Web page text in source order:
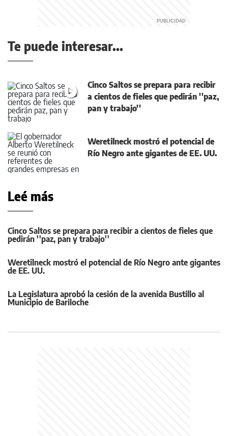
Te puede interesar...
Cinco Saltos se prepara para recibir
a cientos de fieles que pedirán ''paz,
pan y trabajo''
Weretilneck mostró el potencial de
Río Negro ante gigantes de EE. UU.
Leé más
Cinco Saltos se prepara para recibir a cientos de fieles que
pedirán ''paz, pan y trabajo''
Weretilneck mostró el potencial de Río Negro ante gigantes
de EE. UU.
La Legislatura aprobó la cesión de la avenida Bustillo al
Municipio de Bariloche